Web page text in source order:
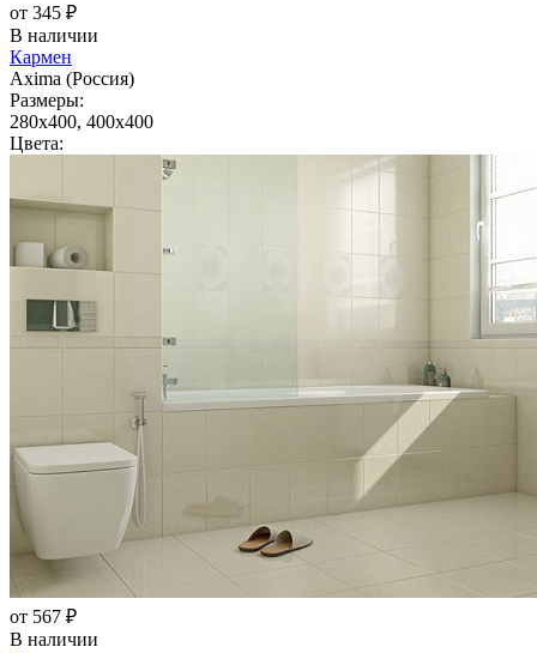
от 345 ₽
В наличии
Кармен
Axima (Россия)
Размеры:
280x400, 400x400
Цвета:
от 567 ₽
В наличии